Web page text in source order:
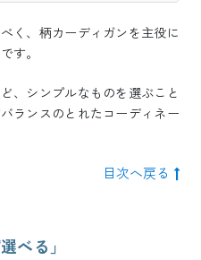
く、柄カーディガンを主役に
す。
、シンプルなものを選ぶこと
ランスのとれたコーディネー
目次へ戻る
べる」